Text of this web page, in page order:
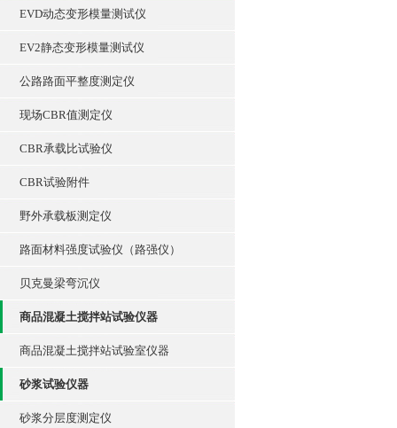
EVD动态变形模量测试仪
EV2静态变形模量测试仪
公路路面平整度测定仪
现场CBR值测定仪
CBR承载比试验仪
CBR试验附件
野外承载板测定仪
路面材料强度试验仪（路强仪）
贝克曼梁弯沉仪
商品混凝土搅拌站试验仪器
商品混凝土搅拌站试验室仪器
砂浆试验仪器
砂浆分层度测定仪